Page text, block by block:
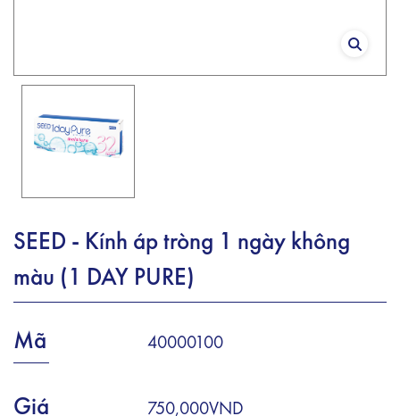
SEED - Kính áp tròng 1 ngày không
màu (1 DAY PURE)
Mã 40000100
Giá 750,000VND